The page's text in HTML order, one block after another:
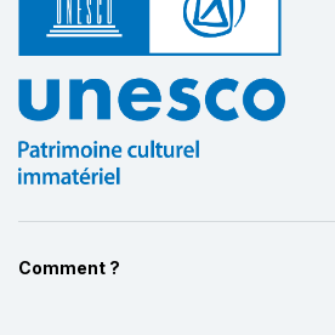
Comment ?